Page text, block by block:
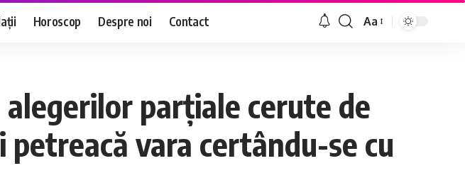
Horoscop Despre noi Contact
Font
Aa
alegerilor parțiale cerute de
petreacă vara certându-se cu